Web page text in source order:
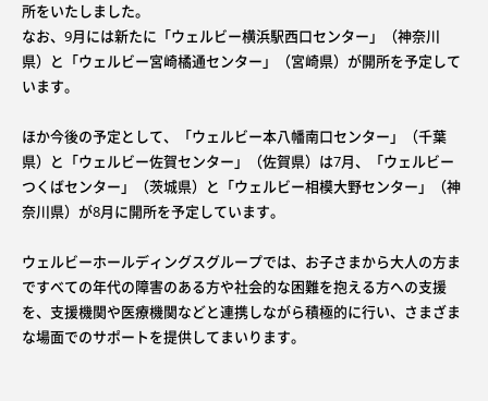
所をいたしました。
なお、9月には新たに「ウェルビー横浜駅西口センター」（神奈川
県）と「ウェルビー宮崎橘通センター」（宮崎県）が開所を予定して
います。
ほか今後の予定として、「ウェルビー本八幡南口センター」（千葉
県）と「ウェルビー佐賀センター」（佐賀県）は7月、「ウェルビー
つくばセンター」（茨城県）と「ウェルビー相模大野センター」（神
奈川県）が8月に開所を予定しています。
ウェルビーホールディングスグループでは、お子さまから大人の方ま
ですべての年代の障害のある方や社会的な困難を抱える方への支援
を、支援機関や医療機関などと連携しながら積極的に行い、さまざま
な場面でのサポートを提供してまいります。